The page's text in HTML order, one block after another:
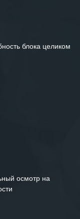
блока целиком
осмотр на